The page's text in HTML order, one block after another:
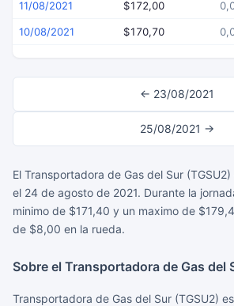
11/08/2021 $172,00
10/08/2021 $170,70
← 23/08/2021
25/08/2021 →
El Transportadora de Gas del Sur
el 24 de agosto de 2021. Durante la
minimo de $171,40 y un maximo de
de $8,00 en la rueda.
Sobre el Transportadora de Gas del
Transportadora de Gas del Sur (TGSU2)